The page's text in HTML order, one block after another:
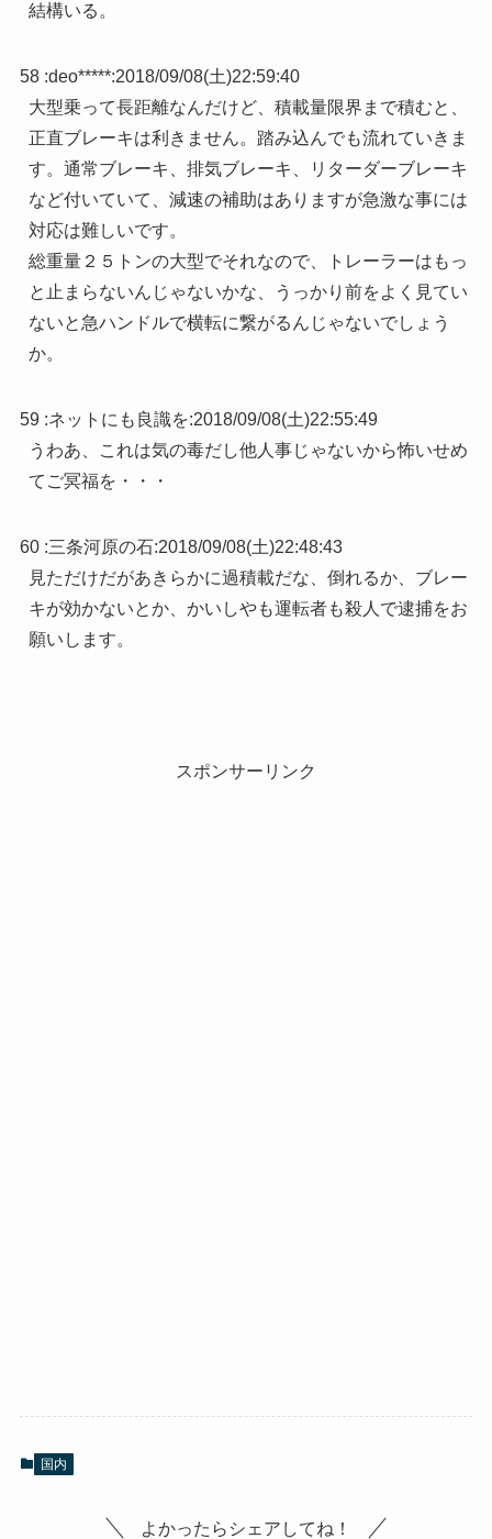
結構いる。
58 :deo*****:2018/09/08(土)22:59:40
大型乗って長距離なんだけど、積載量限界まで積むと、
正直ブレーキは利きません。踏み込んでも流れていきま
す。通常ブレーキ、排気ブレーキ、リターダーブレーキ
など付いていて、減速の補助はありますが急激な事には
対応は難しいです。
総重量２５トンの大型でそれなので、トレーラーはもっ
と止まらないんじゃないかな、うっかり前をよく見てい
ないと急ハンドルで横転に繋がるんじゃないでしょう
か。
59 :ネットにも良識を:2018/09/08(土)22:55:49
うわあ、これは気の毒だし他人事じゃないから怖いせめ
てご冥福を・・・
60 :三条河原の石:2018/09/08(土)22:48:43
見ただけだがあきらかに過積載だな、倒れるか、ブレー
キが効かないとか、かいしやも運転者も殺人で逮捕をお
願いします。
スポンサーリンク
国内
よかったらシェアしてね！